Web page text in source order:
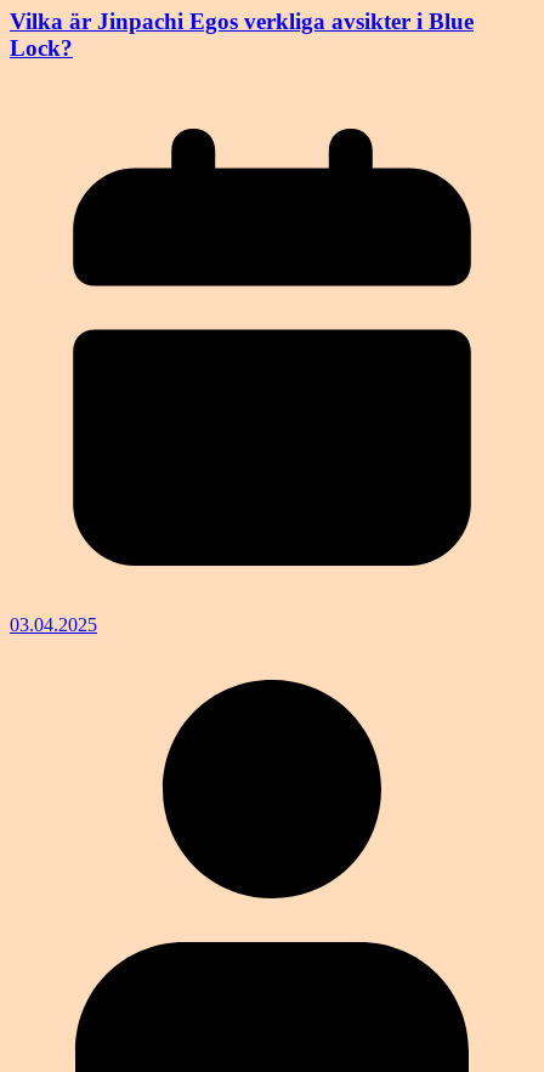
Vilka är Jinpachi Egos verkliga avsikter i Blue
Lock?
03.04.2025